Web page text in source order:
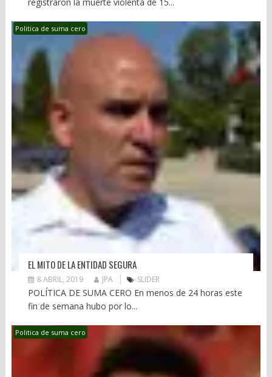
Politica de suma cero
EL MITO DE LA ENTIDAD SEGURA
8 ABRIL, 2019 JPA SLIDER
POLÍTICA DE SUMA CERO En menos de 24 horas este
fin de semana hubo por lo...
Politica de suma cero